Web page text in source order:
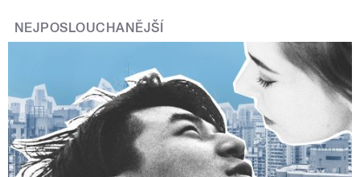
NEJPOSLOUCHANĚJŠÍ